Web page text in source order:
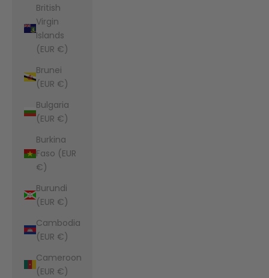
British
Virgin
Islands
(EUR €)
Brunei
(EUR €)
Bulgaria
(EUR €)
Burkina
Faso (EUR
€)
Burundi
(EUR €)
Cambodia
(EUR €)
Cameroon
(EUR €)